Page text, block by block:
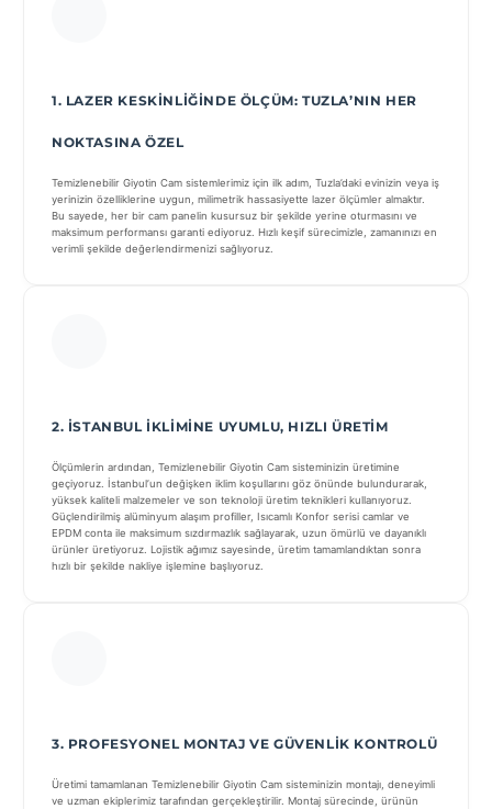
1. LAZER KESKINLIĞINDE ÖLÇÜM: TUZLA’NIN HER
NOKTASINA ÖZEL
Temizlenebilir Giyotin Cam sistemlerimiz için ilk adım, Tuzla’daki evinizin veya iş
yerinizin özelliklerine uygun, milimetrik hassasiyette lazer ölçümler almaktır.
Bu sayede, her bir cam panelin kusursuz bir şekilde yerine oturmasını ve
maksimum performansı garanti ediyoruz. Hızlı keşif sürecimizle, zamanınızı en
verimli şekilde değerlendirmenizi sağlıyoruz.
2. İSTANBUL İKLIMINE UYUMLU, HIZLI ÜRETIM
Ölçümlerin ardından, Temizlenebilir Giyotin Cam sisteminizin üretimine
geçiyoruz. İstanbul’un değişken iklim koşullarını göz önünde bulundurarak,
yüksek kaliteli malzemeler ve son teknoloji üretim teknikleri kullanıyoruz.
Güçlendirilmiş alüminyum alaşım profiller, Isıcamlı Konfor serisi camlar ve
EPDM conta ile maksimum sızdırmazlık sağlayarak, uzun ömürlü ve dayanıklı
ürünler üretiyoruz. Lojistik ağımız sayesinde, üretim tamamlandıktan sonra
hızlı bir şekilde nakliye işlemine başlıyoruz.
3. PROFESYONEL MONTAJ VE GÜVENLIK KONTROLÜ
Üretimi tamamlanan Temizlenebilir Giyotin Cam sisteminizin montajı, deneyimli
ve uzman ekiplerimiz tarafından gerçekleştirilir. Montaj sürecinde, ürünün